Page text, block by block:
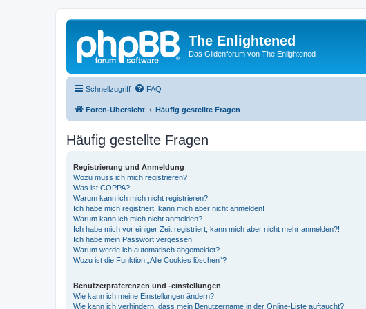
The Enlightened
Das Gildenforum von The Enlightened
Schnellzugriff FAQ
Foren-Übersicht Häufig gestellte Fragen
Häufig gestellte Fragen
Registrierung und Anmeldung
Wozu muss ich mich registrieren?
Was ist COPPA?
Warum kann ich mich nicht registrieren?
Ich habe mich registriert, kann mich aber nicht anmelden!
Warum kann ich mich nicht anmelden?
Ich habe mich vor einiger Zeit registriert, kann mich aber nicht mehr anmelden?!
Ich habe mein Passwort vergessen!
Warum werde ich automatisch abgemeldet?
Wozu ist die Funktion „Alle Cookies löschen“?
Benutzerpräferenzen und -einstellungen
Wie kann ich meine Einstellungen ändern?
Wie kann ich verhindern, dass mein Benutzername in der Online-Liste auftaucht?